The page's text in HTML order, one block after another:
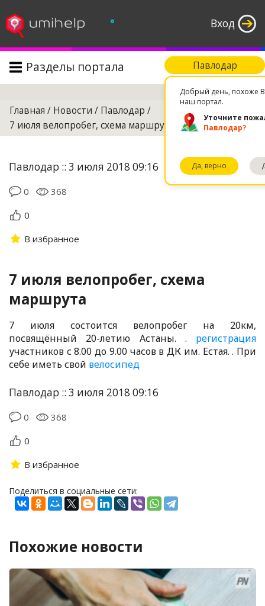
Вход
°
Павлодар
Добрый день, похоже
наш портал.
Уточните
Павлодар?
Да, верно
Разделы портала Поиск
Главная / Новости / Павлодар /
7 июля велопробег, схема маршрута
Павлодар :: 3 июля 2018 09:16
0
368
0
В избранное
7 июля велопробег, схема
маршрута
7 июля состоится велопробег на 20км,
посвящённый 20-летию Астаны. . регистрация
участников с 8.00 до 9.00 часов в ДК им. Естая. . При
себе иметь свой велосипед
Павлодар :: 3 июля 2018 09:16
0
368
0
В избранное
Поделиться в социальные сети:
Похожие новости